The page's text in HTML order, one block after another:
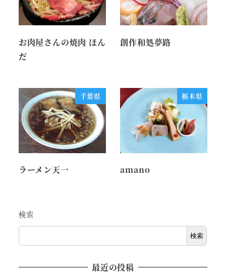
お肉屋さんの焼肉 ほん
だ
創作和処夢路
千葉県
ラーメン天一
栃木県
amano
検索
検索
最近の投稿